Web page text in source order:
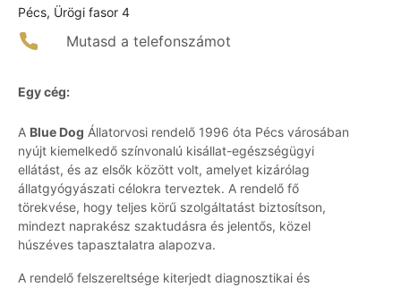
Pécs, Ürögi fasor 4
Mutasd a telefonszámot
Egy cég:
A Blue Dog Állatorvosi rendelő 1996 óta Pécs városában
nyújt kiemelkedő színvonalú kisállat-egészségügyi
ellátást, és az elsők között volt, amelyet kizárólag
állatgyógyászati célokra terveztek. A rendelő fő
törekvése, hogy teljes körű szolgáltatást biztosítson,
mindezt naprakész szaktudásra és jelentős, közel
húszéves tapasztalatra alapozva.
A rendelő felszereltsége kiterjedt diagnosztikai és